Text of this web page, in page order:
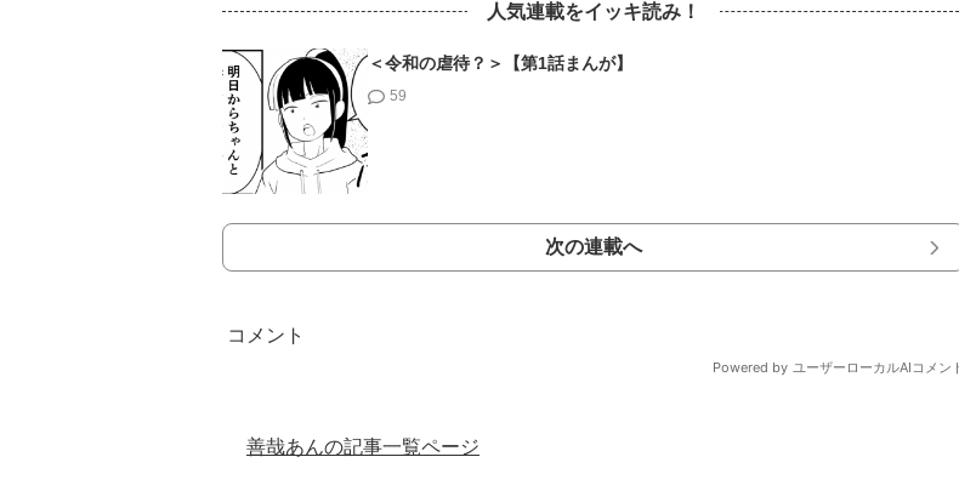
人気連載をイッキ読み！
＜令和の虐待？＞【第1話まんが】
59
次の連載へ
善哉あんの記事一覧ページ